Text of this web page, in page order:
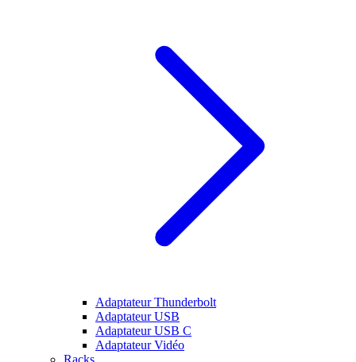
Adaptateur Thunderbolt
Adaptateur USB
Adaptateur USB C
Adaptateur Vidéo
Racks